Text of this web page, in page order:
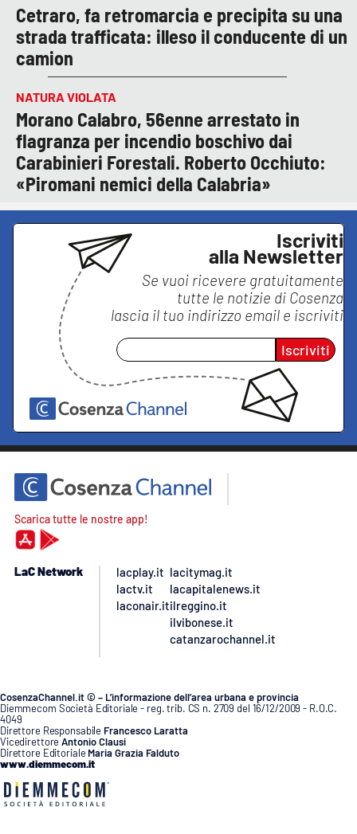
Cetraro, fa retromarcia e precipita su una
strada trafficata: illeso il conducente di un
camion
NATURA VIOLATA
Morano Calabro, 56enne arrestato in
flagranza per incendio boschivo dai
Carabinieri Forestali. Roberto Occhiuto:
«Piromani nemici della Calabria»
Iscriviti
alla Newsletter
Se vuoi ricevere gratuitamente
tutte le notizie di Cosenza
lascia il tuo indirizzo email e iscriviti
Iscriviti
Scarica tutte le nostre app!
LaC Network
lacplay.it
lactv.it
laconair.it
lacitymag.it
lacapitalenews.it
ilreggino.it
ilvibonese.it
catanzarochannel.it
CosenzaChannel.it © – L’informazione dell’area urbana e provincia
Diemmecom Società Editoriale - reg. trib. CS n. 2709 del 16/12/2009 - R.O.C.
4049
Direttore Responsabile Francesco Laratta
VicedirettoreAntonio Clausi
Direttore Editoriale Maria Grazia Falduto
www.diemmecom.it